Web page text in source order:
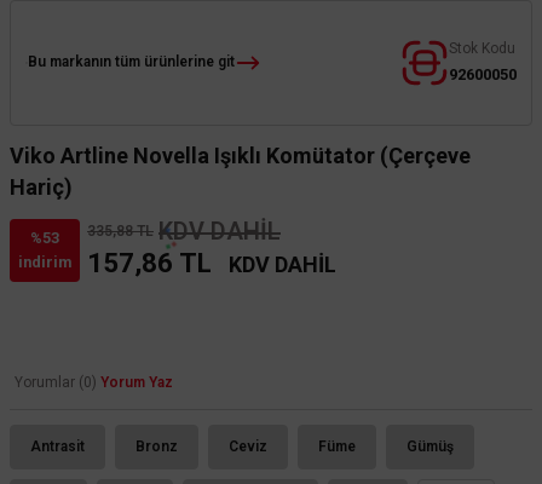
Bu markanın tüm ürünlerine git
Stok Kodu
92600050
Viko Artline Novella Işıklı Komütator (Çerçeve
Hariç)
%53
indirim
335,88 TL KDV DAHİL
157,86 TL KDV DAHİL
Yorumlar (0) Yorum Yaz
Antrasit Bronz Ceviz Füme Gümüş